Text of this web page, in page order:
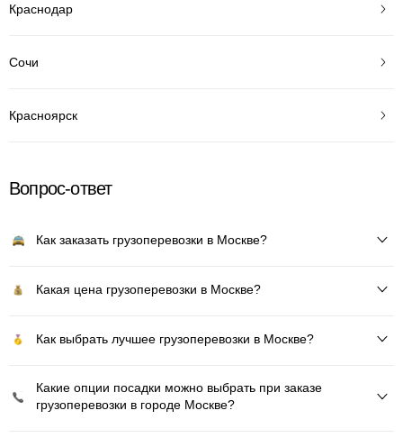
Краснодар
Сочи
Красноярск
Вопрос-ответ
Как заказать грузоперевозки в Москве?
Какая цена грузоперевозки в Москве?
Как выбрать лучшее грузоперевозки в Москве?
Какие опции посадки можно выбрать при заказе
грузоперевозки в городе Москве?